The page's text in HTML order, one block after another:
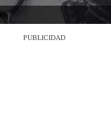
PUBLICIDAD